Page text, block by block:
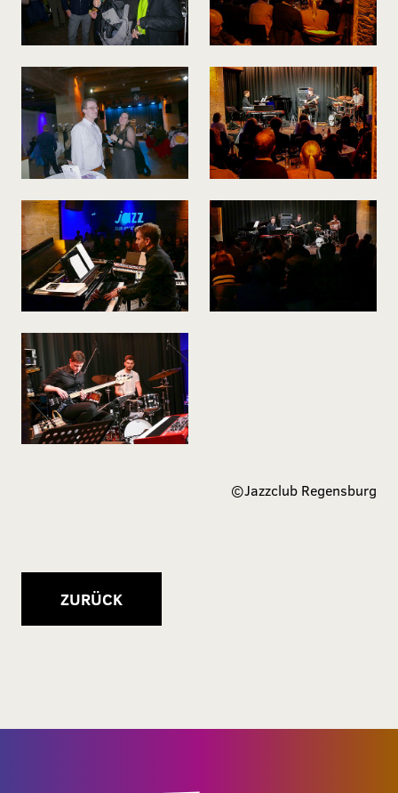
©Jazzclub Regensburg
ZURÜCK